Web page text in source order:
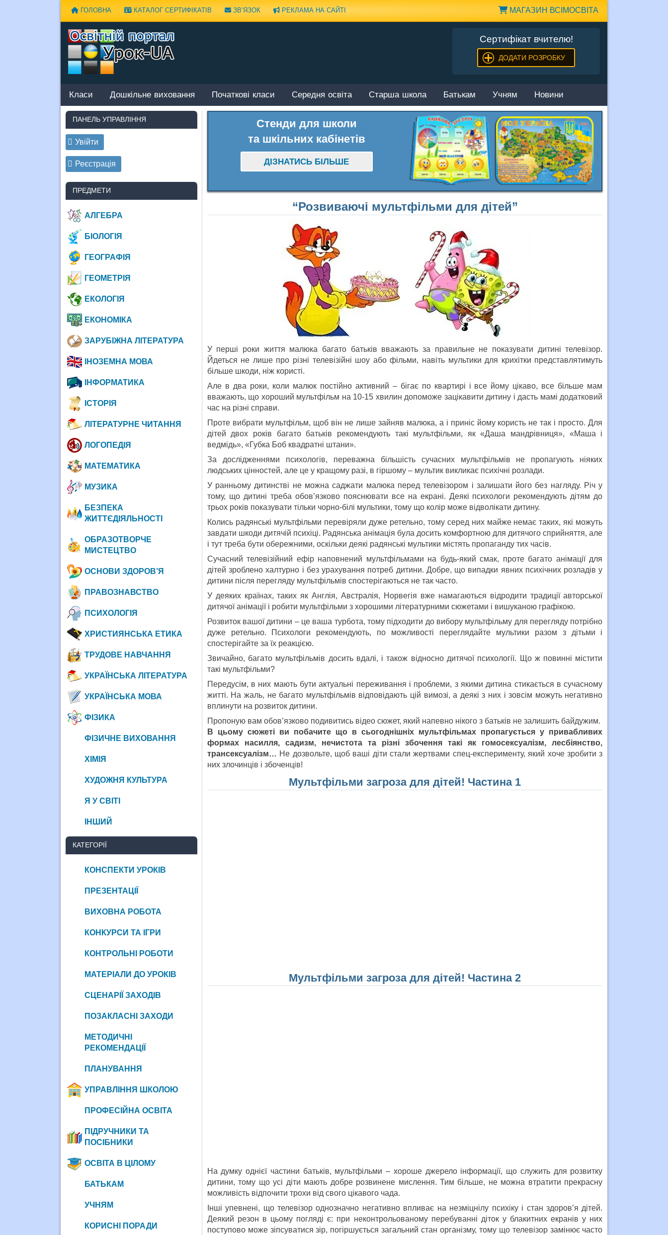
МАГАЗИН ВСІМОСВІТА
ГОЛОВНА КАТАЛОГ СЕРТИФІКАТІВ ЗВ’ЯЗОК РЕКЛАМА НА САЙТІ
Сертифікат вчителю!
ДОДАТИ РОЗРОБКУ
Класи Дошкільне виховання Початкові класи Середня освіта Старша школа Батькам Учням Новини
Стенди для школи
та шкільних кабінетів
ДІЗНАТИСЬ БІЛЬШЕ
“Розвиваючі мультфільми для дітей”
У перші роки життя малюка багато батьків вважають за правильне не показувати дитині телевізор.
Йдеться не лише про різні телевізійні шоу або фільми, навіть мультики для крихітки представлятимуть
більше шкоди, ніж користі.
Але в два роки, коли малюк постійно активний – бігає по квартирі і все йому цікаво, все більше мам
вважають, що хороший мультфільм на 10-15 хвилин допоможе зацікавити дитину і дасть мамі додатковий
час на різні справи.
Проте вибрати мультфільм, щоб він не лише зайняв малюка, а і приніс йому користь не так і просто. Для
дітей двох років багато батьків рекомендують такі мультфільми, як «Даша мандрівниця», «Маша і
ведмідь», «Губка Боб квадратні штани».
За дослідженнями психологів, переважна більшість сучасних мультфільмів не пропагують ніяких
людських цінностей, але це у кращому разі, в гіршому – мультик викликає психічні розлади.
У ранньому дитинстві не можна саджати малюка перед телевізором і залишати його без нагляду. Річ у
тому, що дитині треба обов’язково пояснювати все на екрані. Деякі психологи рекомендують дітям до
трьох років показувати тільки чорно-білі мультики, тому що колір може відволікати дитину.
Колись радянські мультфільми перевіряли дуже ретельно, тому серед них майже немає таких, які можуть
завдати шкоди дитячій психіці. Радянська анімація була досить комфортною для дитячого сприйняття, але
і тут треба бути обережними, оскільки деякі радянські мультики містять пропаганду тих часів.
Сучасний телевізійний ефір наповнений мультфільмами на будь-який смак, проте багато анімації для
дітей зроблено халтурно і без урахування потреб дитини. Добре, що випадки явних психічних розладів у
дитини після перегляду мультфільмів спостерігаються не так часто.
У деяких країнах, таких як Англія, Австралія, Норвегія вже намагаються відродити традиції авторської
дитячої анімації і робити мультфільми з хорошими літературними сюжетами і вишуканою графікою.
Розвиток вашої дитини – це ваша турбота, тому підходити до вибору мультфільму для перегляду потрібно
дуже ретельно. Психологи рекомендують, по можливості переглядайте мультики разом з дітьми і
спостерігайте за їх реакцією.
Звичайно, багато мультфільмів досить вдалі, і також відносно дитячої психології. Що ж повинні містити
такі мультфільми?
Передусім, в них мають бути актуальні переживання і проблеми, з якими дитина стикається в сучасному
житті. На жаль, не багато мультфільмів відповідають цій вимозі, а деякі з них і зовсім можуть негативно
вплинути на розвиток дитини.
Пропоную вам обов’язково подивитись відео сюжет, який напевно нікого з батьків не залишить байдужим.
В цьому сюжеті ви побачите що в сьогоднішніх мультфільмах пропагується у привабливих
формах насилля, садизм, нечистота та різні збочення такі як гомосексуалізм, лесбіянство,
трансексуалізм… Не дозвольте, щоб ваші діти стали жертвами спец-експерименту, який хоче зробити з
них злочинців і збоченців!
Мультфільми загроза для дітей! Частина 1
Мультфільми загроза для дітей! Частина 2
На думку однієї частини батьків, мультфільми – хороше джерело інформації, що служить для розвитку
дитини, тому що усі діти мають добре розвинене мислення. Тим більше, не можна втратити прекрасну
можливість відпочити трохи від свого цікавого чада.
Інші упевнені, що телевізор однозначно негативно впливає на незміцнілу психіку і стан здоров’я дітей.
Деякий резон в цьому погляді є: при неконтрольованому перебуванні діток у блакитних екранів у них
поступово може зіпсуватися зір, погіршується загальний стан організму, тому що телевізор замінює часто
ПАНЕЛЬ УПРАВЛІННЯ
Увійти
Реєстрація
ПРЕДМЕТИ
АЛГЕБРА
БІОЛОГІЯ
ГЕОГРАФІЯ
ГЕОМЕТРІЯ
ЕКОЛОГІЯ
ЕКОНОМІКА
ЗАРУБІЖНА ЛІТЕРАТУРА
ІНОЗЕМНА МОВА
ІНФОРМАТИКА
ІСТОРІЯ
ЛІТЕРАТУРНЕ ЧИТАННЯ
ЛОГОПЕДІЯ
МАТЕМАТИКА
МУЗИКА
БЕЗПЕКА
ЖИТТЄДІЯЛЬНОСТІ
ОБРАЗОТВОРЧЕ
МИСТЕЦТВО
ОСНОВИ ЗДОРОВ’Я
ПРАВОЗНАВСТВО
ПСИХОЛОГІЯ
ХРИСТИЯНСЬКА ЕТИКА
ТРУДОВЕ НАВЧАННЯ
УКРАЇНСЬКА ЛІТЕРАТУРА
УКРАЇНСЬКА МОВА
ФІЗИКА
ФІЗИЧНЕ ВИХОВАННЯ
ХІМІЯ
ХУДОЖНЯ КУЛЬТУРА
Я У СВІТІ
ІНШИЙ
КАТЕГОРІЇ
КОНСПЕКТИ УРОКІВ
ПРЕЗЕНТАЦІЇ
ВИХОВНА РОБОТА
КОНКУРСИ ТА ІГРИ
КОНТРОЛЬНІ РОБОТИ
МАТЕРІАЛИ ДО УРОКІВ
СЦЕНАРІЇ ЗАХОДІВ
ПОЗАКЛАСНІ ЗАХОДИ
МЕТОДИЧНІ
РЕКОМЕНДАЦІЇ
ПЛАНУВАННЯ
УПРАВЛІННЯ ШКОЛОЮ
ПРОФЕСІЙНА ОСВІТА
ПІДРУЧНИКИ ТА
ПОСІБНИКИ
ОСВІТА В ЦІЛОМУ
БАТЬКАМ
УЧНЯМ
КОРИСНІ ПОРАДИ